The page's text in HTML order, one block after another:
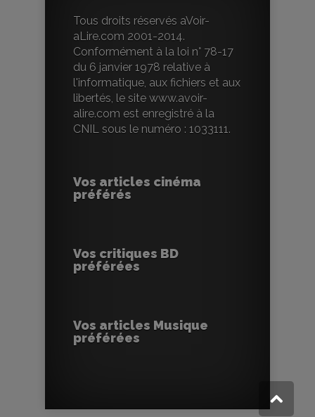
Tous droits réservés aVoir-
aLire.com 2001-2014.
Conformément à la loi n° 78-17
du 6 janvier 1978 relative à
l'informatique, aux fichiers et aux
libertés, le site www.avoir-
alire.com est enregistré à la
CNIL sous le numéro : 1033111.
Vos articles cinéma
préférés
Vos critiques BD
préférées
Vos articles Musique
préférées